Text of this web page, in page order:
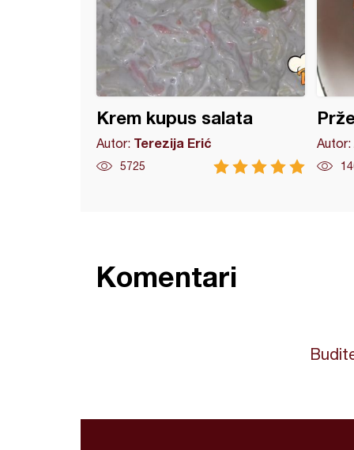
Krem kupus salata
Autor: Terezija Erić
5725
Autor:
Komentari